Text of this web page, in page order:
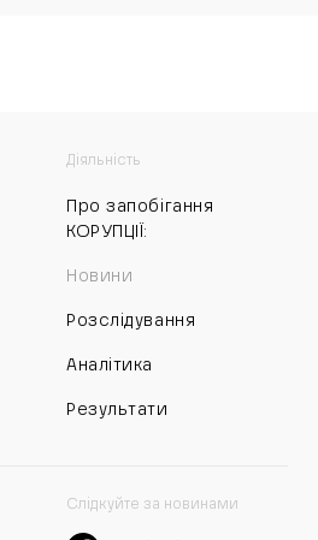
Діяльність
Про запобігання
КОРУПЦІЇ:
Новини
Розслідування
Аналітика
Результати
Слідкуйте за новинами